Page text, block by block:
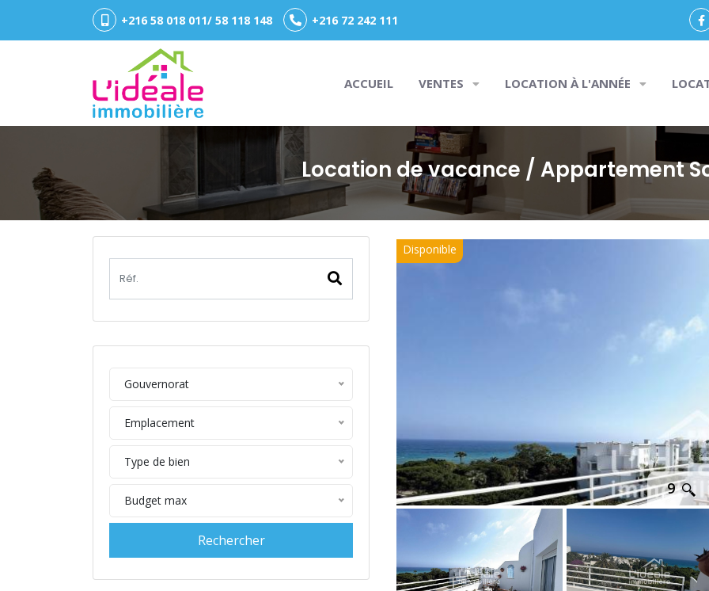
+216 58 018 011/ 58 118 148 +216 72 242 111
ACCUEIL VENTES LOCATION À L'ANNÉE
Location de vacance / Appartement
Gouvernorat
Emplacement
Type de bien
Budget max
Disponible
9